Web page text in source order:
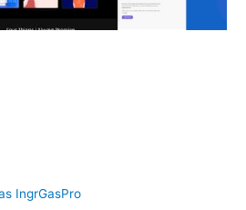
IngrGasPro